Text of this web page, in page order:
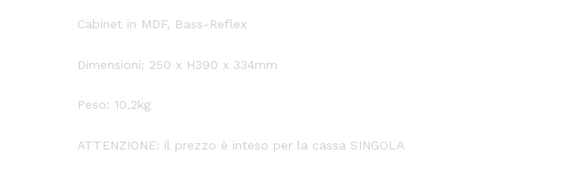
Cabinet in MDF, Bass-Reflex
Dimensioni: 250 x H390 x 334mm
Peso: 10,2kg
ATTENZIONE: il prezzo è inteso per la cassa SINGOLA